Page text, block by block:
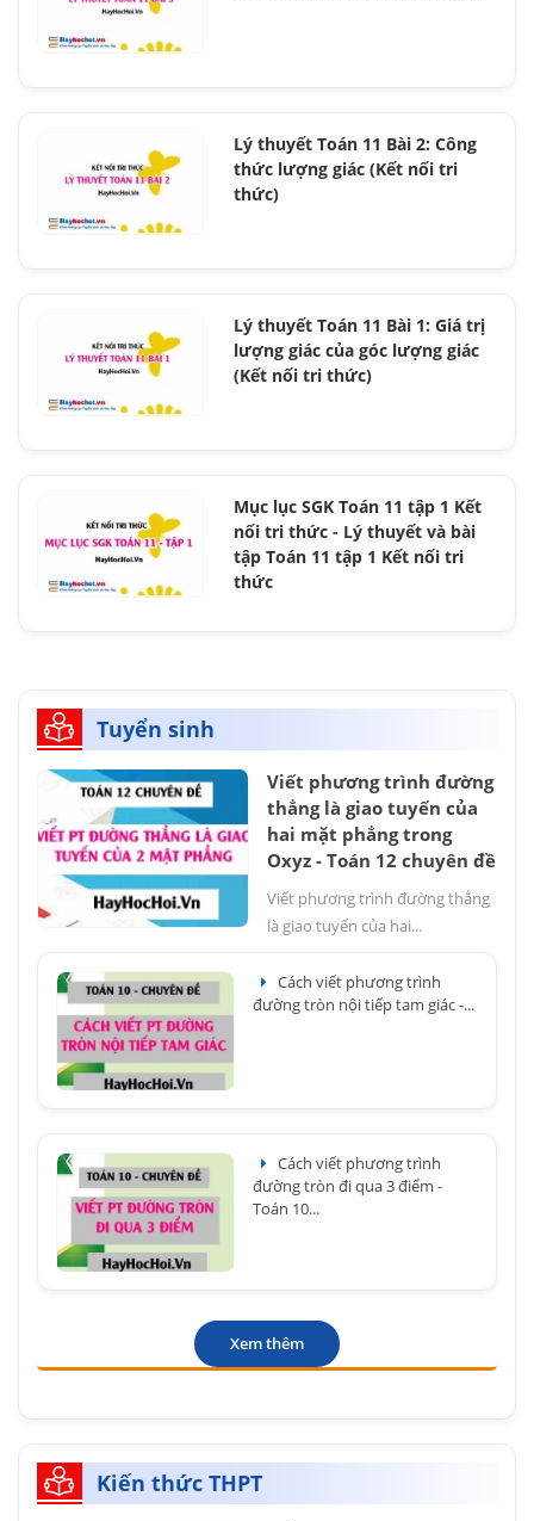
Lý thuyết Toán 11 Bài 2: Công
thức lượng giác (Kết nối tri
thức)
Lý thuyết Toán 11 Bài 1: Giá trị
lượng giác của góc lượng giác
(Kết nối tri thức)
Mục lục SGK Toán 11 tập 1 Kết
nối tri thức - Lý thuyết và bài
tập Toán 11 tập 1 Kết nối tri
thức
Tuyển sinh
Viết phương trình đường
thẳng là giao tuyến của
hai mặt phẳng trong
Oxyz - Toán 12 chuyên đề
Viết phương trình đường thẳng
là giao tuyến của hai...
Cách viết phương trình
đường tròn nội tiếp tam giác -...
Cách viết phương trình
đường tròn đi qua 3 điểm -
Toán 10...
Xem thêm
Kiến thức THPT